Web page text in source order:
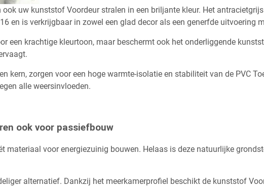
ook uw kunststof Voordeur stralen in een briljante kleur. Het
en is verkrijgbaar in zowel een glad decor als een generfde uitvoering
een krachtige kleurtoon, maar beschermt ook het onderliggende
kern, zorgen voor een hoge warmte-isolatie en stabiliteit van de PVC
alle weersinvloeden.
ook voor passiefbouw
materiaal voor energiezuinig bouwen. Helaas is deze natuurlijke
alternatief. Dankzij het meerkamerprofiel beschikt de kunststof